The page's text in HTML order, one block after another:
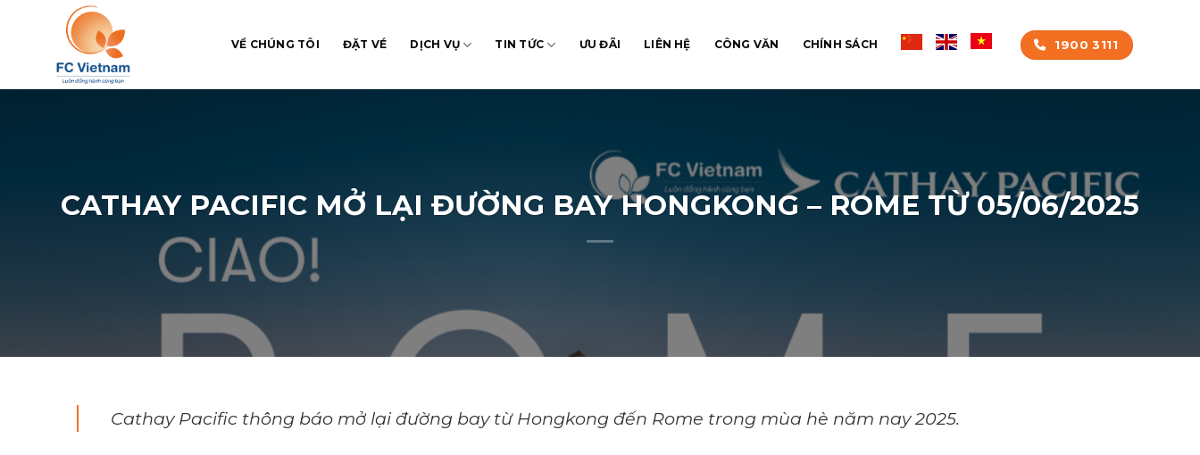
VỀ CHÚNG TÔI ĐẶT VÉ DỊCH VỤ TIN TỨC ƯU ĐÃI LIÊN HỆ CÔNG VĂN CHÍNH SÁCH 1900 3111
CATHAY PACIFIC MỞ LẠI ĐƯỜNG BAY HONGKONG – ROME TỪ 05/06/2025
Cathay Pacific thông báo mở lại đường bay từ Hongkong đến Rome trong mùa hè năm nay 2025.